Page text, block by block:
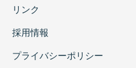
リンク
採用情報
プライバシーポリシー